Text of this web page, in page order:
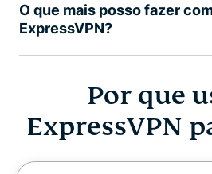
O que mais posso fazer
ExpressVPN?
Por que
ExpressVPN